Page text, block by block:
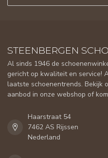
STEENBERGEN
Al sinds 1946 de
gericht op kwaliteit en service!
laatste schoenentrends. Bekijk
aanbod in onze webshop of
Haarstraat 54
7462 AS Rijssen
Nederland